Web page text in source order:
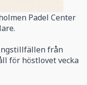
Padel Center
från
för höstlovet vecka